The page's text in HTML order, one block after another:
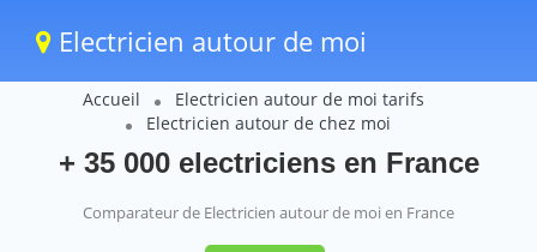
Electricien autour de moi
Accueil
Electricien autour de moi tarifs
Electricien autour de chez moi
+ 35 000 electriciens en France
Comparateur de Electricien autour de moi en France